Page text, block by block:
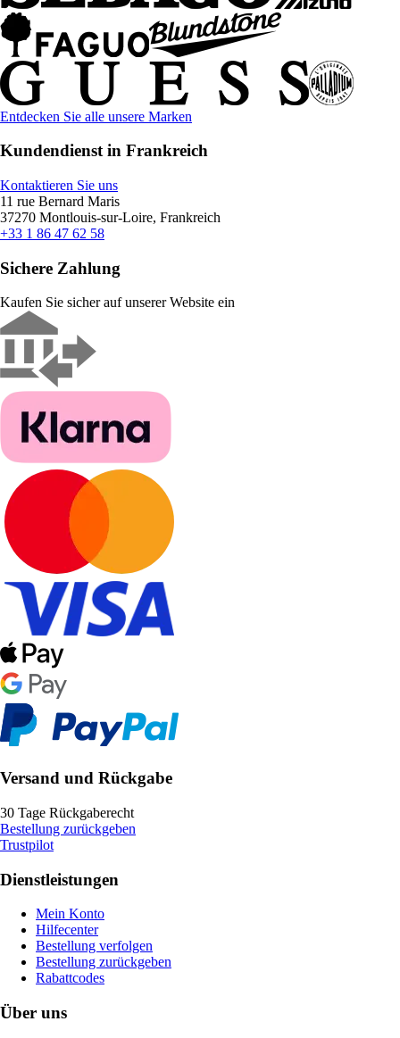
Entdecken Sie alle unsere Marken
Kundendienst in Frankreich
Kontaktieren Sie uns
11 rue Bernard Maris
37270 Montlouis-sur-Loire, Frankreich
+33 1 86 47 62 58
Sichere Zahlung
Kaufen Sie sicher auf unserer Website ein
Versand und Rückgabe
30 Tage Rückgaberecht
Bestellung zurückgeben
Trustpilot
Dienstleistungen
Mein Konto
Hilfecenter
Bestellung verfolgen
Bestellung zurückgeben
Rabattcodes
Über uns